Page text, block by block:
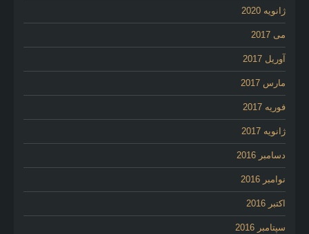
ژانویه 2020
می 2017
آوریل 2017
مارس 2017
فوریه 2017
ژانویه 2017
دسامبر 2016
نوامبر 2016
اکتبر 2016
سپتامبر 2016